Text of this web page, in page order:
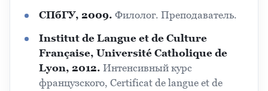
СПбГУ, 2009. Филолог. Преподаватель.
Institut de Langue et de Culture
Française, Université Catholique de
Lyon, 2012. Интенсивный курс
французского, Certificat de langue et de